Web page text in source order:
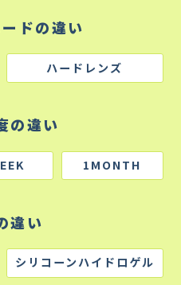
ドの違い
ハードレンズ
の違い
1MONTH
違い
シリコーンハイドロゲル